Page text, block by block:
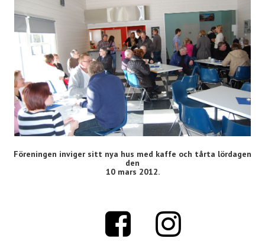
Föreningen inviger sitt nya hus med kaffe och tårta lördagen
den
10 mars 2012.